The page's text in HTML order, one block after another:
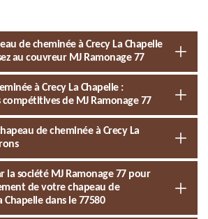
de cheminée à Crecy La Chapelle
au couvreur MJ Ramonage 77
à Crecy La Chapelle :
de MJ Ramonage 77
de cheminée à Crecy La
la société MJ Ramonage 77 pour
de votre chapeau de
Chapelle dans le 77580